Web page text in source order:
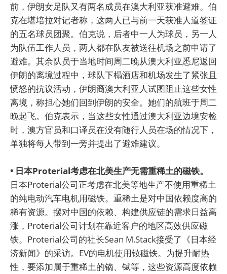
前，伊朗女足队又有两名成员在澳大利亚获准避难。伯
克在堪培拉对记者称，这两人已与前一天获准人道签证
的五名球员团聚。伯克说，后者中一人为球员，另一人
为队伍工作人员，两人都在队友被送往机场之前申请了
避难。其余队员于当地时间周二晚从澳大利亚悉尼返回
伊朗的离境过程中，球队下榻酒店和机场发生了紧张且
愤怒的抗议活动，伊朗裔澳大利亚人试图阻止这些女性
离境，称担心她们回到伊朗的安全。她们的航班于周二
晚起飞。伯克表示，当这些女性通过澳大利亚边境安检
时，澳方官员和口译员在没有随行人员在场的情况下，
单独将每人带到一旁并提出了避难建议。
• 日本Proterial考虑在北美生产无需重稀土的磁铁。
日本Proterial公司正考虑在北美等地生产不使用重稀土
的纯电动汽车电机用磁铁。重稀土是对中国依赖度高的
稀有资源。摆对中国的依赖、构建供应链的需求日益高
涨，Proterial公司计划在靠近客户的地区高效供应磁
铁。Proterial公司的社长Sean M.Stack接受了《日本经
济新闻》的采访。EV的电机使用钕磁铁。为提升耐热
性，要添加属于重稀土的镝、铽等，这些资源高度依赖